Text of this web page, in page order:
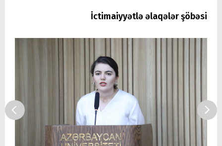
İctimaiyyətlə əlaqələr şöbəsi